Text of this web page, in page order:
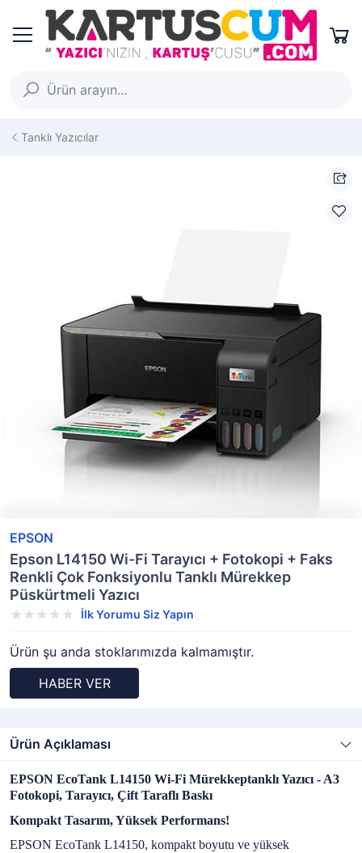
Tanklı Yazıcılar
EPSON
Epson L14150 Wi-Fi Tarayıcı + Fotokopi + Faks
Renkli Çok Fonksiyonlu Tanklı Mürekkep
Püskürtmeli Yazıcı
İlk Yorumu Siz Yapın
Ürün şu anda stoklarımızda kalmamıştır.
HABER VER
Ürün Açıklaması
EPSON EcoTank L14150 Wi-Fi Mürekkeptanklı Yazıcı - A3
Fotokopi, Tarayıcı, Çift Taraflı Baskı
Kompakt Tasarım, Yüksek Performans!
EPSON EcoTank L14150, kompakt boyutu ve yüksek